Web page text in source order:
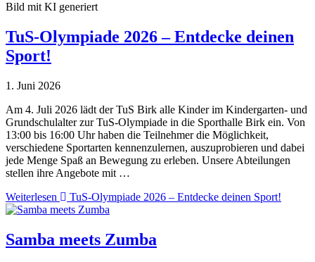
Bild mit KI generiert
TuS-Olympiade 2026 – Entdecke deinen
Sport!
1. Juni 2026
Am 4. Juli 2026 lädt der TuS Birk alle Kinder im Kindergarten- und
Grundschulalter zur TuS-Olympiade in die Sporthalle Birk ein. Von
13:00 bis 16:00 Uhr haben die Teilnehmer die Möglichkeit,
verschiedene Sportarten kennenzulernen, auszuprobieren und dabei
jede Menge Spaß an Bewegung zu erleben. Unsere Abteilungen
stellen ihre Angebote mit …
Weiterlesen
TuS-Olympiade 2026 – Entdecke deinen Sport!
Samba meets Zumba